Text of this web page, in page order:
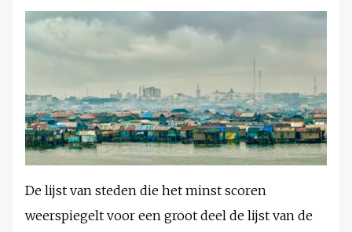
De lijst van steden die het minst scoren
weerspiegelt voor een groot deel de lijst van de